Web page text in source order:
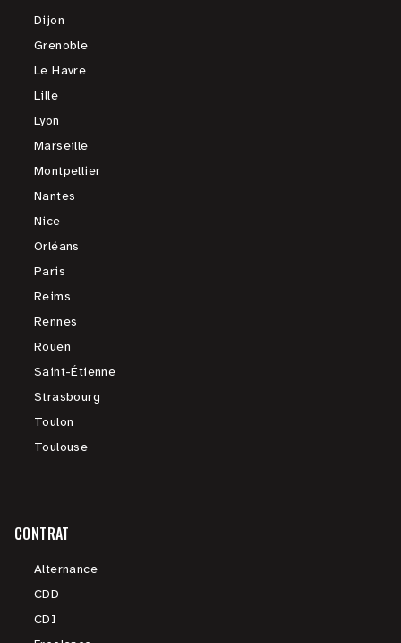
Dijon
Grenoble
Le Havre
Lille
Lyon
Marseille
Montpellier
Nantes
Nice
Orléans
Paris
Reims
Rennes
Rouen
Saint-Étienne
Strasbourg
Toulon
Toulouse
CONTRAT
Alternance
CDD
CDI